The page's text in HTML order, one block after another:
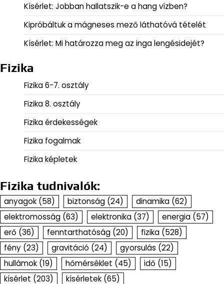
Kísérlet: Jobban hallatszik-e a hang vízben?
Kipróbáltuk a mágneses mező láthatóvá tételét
Kísérlet: Mi határozza meg az inga lengésidejét?
Fizika
Fizika 6-7. osztály
Fizika 8. osztály
Fizika érdekességek
Fizika fogalmak
Fizika képletek
Fizika tudnivalók:
anyagok (58) biztonság (24) dinamika (62)
elektromosság (63) elektronika (37) energia (57)
erő (36) fenntarthatóság (20) fizika (528)
fény (23) gravitáció (24) gyorsulás (22)
hullámok (19) hőmérséklet (45) idő (15)
kísérlet (203) kísérletek (65)